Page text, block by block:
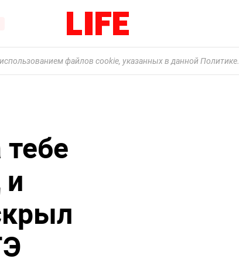
файлов cookie, указанных в данной Политике.